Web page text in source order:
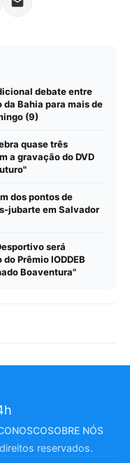
debate entre
Bahia para mais de
(9)
quase três
a gravação do DVD
dos pontos de
jubarte em Salvador
será
Prêmio IODDEB
Boaventura"
SOBRE NÓS
reservados.